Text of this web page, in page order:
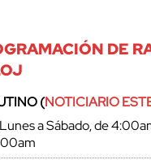
DE
(NOTICIARIO
a Sábado, de